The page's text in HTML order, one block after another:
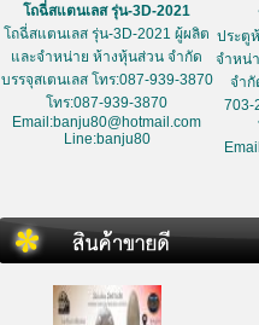
โถฉี่สแตนเลส รุ่น-3D-2021
โถฉี่สแตนเลส รุ่น-3D-2021 ผู้ผลิต
และจำหน่าย ห้างหุ้นส่วน จำกัด
บรรจุสเตนเลส โทร:087-939-3870
โทร:087-939-3870
Email:banju80@hotmail.com
Line:banju80
ประตู
จำหน่
จำกั
703-